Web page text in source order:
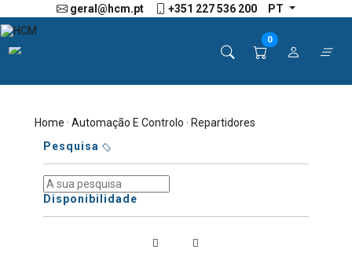
geral@hcm.pt +351 227 536 200 PT
0
Home ·Automação E Controlo · Repartidores
Pesquisa
Disponibilidade